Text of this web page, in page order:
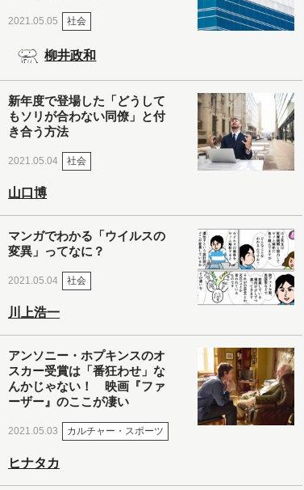
2021.05.05 社会
柳井政和
新年度で登場した「どうして
もソリが合わない同僚」と付
き合う方法
2021.05.04 社会
山口博
マンガでわかる「ウイルスの
変異」ってなに？
2021.05.04 社会
川上浩一
アンソニー・ホプキンスのオ
スカー受賞は「番狂わせ」な
んかじゃない！ 映画『ファ
ーザー』のここが凄い
2021.05.03 カルチャー・スポーツ
ヒナタカ